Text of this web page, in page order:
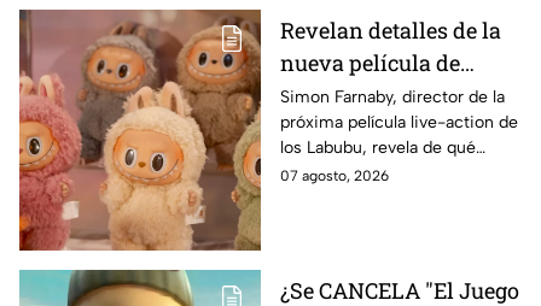
Revelan detalles de la
nueva película de
Labubu: de qué tratará
y cuándo se estrena
Simon Farnaby, director de la
próxima película live-action de
los Labubu, revela de qué
tratará la cinta. Aquí te
07 agosto, 2026
¿Se CANCELA "El Juego